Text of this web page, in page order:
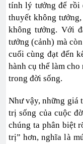
tính lý tưởng để rồi
thuyết không
không tưởng. Với
tưởng (cảnh) mà
cuối cùng đạt đến
hành cụ thể làm
trong đời sống.
Như vậy, những giá
trị sống của cuộc
chúng ta phân biệt
trị” hơn, nghĩa là